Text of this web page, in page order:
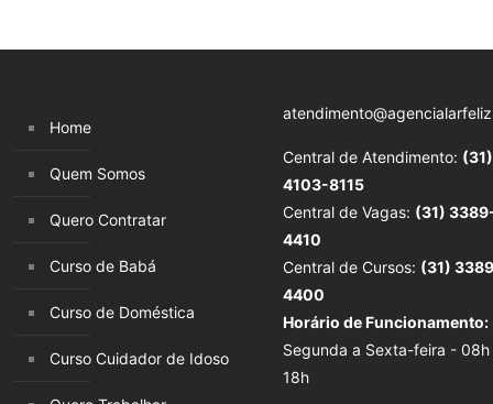
Home
Quem Somos
Quero Contratar
Curso de Babá
Curso de Doméstica
Curso Cuidador de Idoso
Central de Atendimento: (31)
4103-8115
Central de Vagas: (31)
4410
Central de Cursos: (31)
4400
Horário de Funcionamento:
Segunda a Sexta-feira - 08h
18h